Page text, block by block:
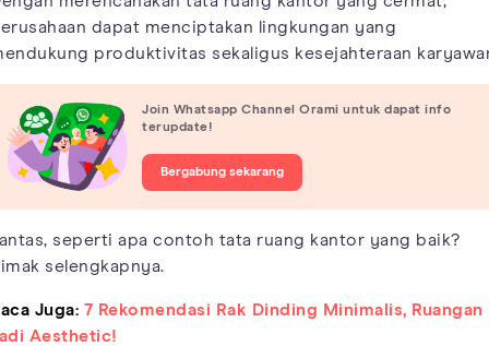
dapat menciptakan lingkungan yang
produktivitas sekaligus kesejahteraan
Join Whatsapp Channel Orami untuk dapat info
terupdate!
Bergabung sekarang
seperti apa contoh tata ruang kantor yang baik?
selengkapnya.
Juga: 7 Rekomendasi Rak Dinding Minimalis, Ruangan
Aesthetic!